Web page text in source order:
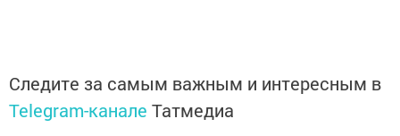
Следите за самым важным и интересным в
Telegram-канале Татмедиа